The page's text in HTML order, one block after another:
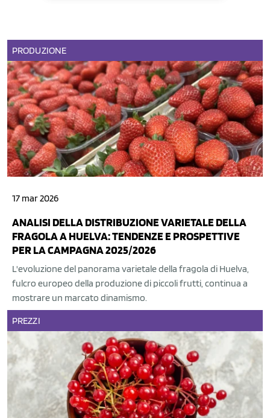
PRODUZIONE
17 mar 2026
ANALISI DELLA DISTRIBUZIONE VARIETALE DELLA
FRAGOLA A HUELVA: TENDENZE E PROSPETTIVE
PER LA CAMPAGNA 2025/2026
L'evoluzione del panorama varietale della fragola di Huelva,
fulcro europeo della produzione di piccoli frutti, continua a
mostrare un marcato dinamismo.
PREZZI